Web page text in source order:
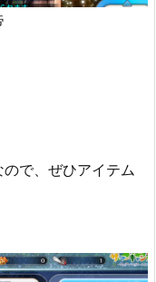
で、ぜひアイテム